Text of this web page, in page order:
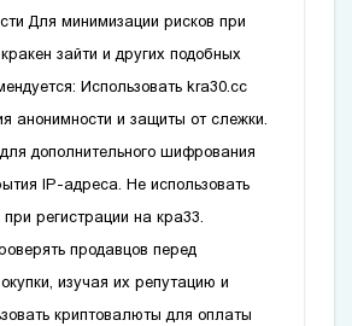
Для минимизации рисков при
кракен зайти и других подобных
Использоватьkra30.cc
анонимности и защиты от слежки.
дополнительного шифрования
IP-адреса. Не использовать
регистрации накра33.
продавцов перед
изучая их репутацию и
криптовалюты для оплаты